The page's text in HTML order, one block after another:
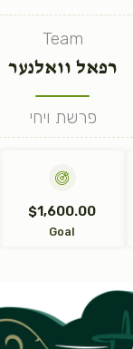
Team
רפאל וואלנער
פרשת ויחי
$1,600.00
Goal